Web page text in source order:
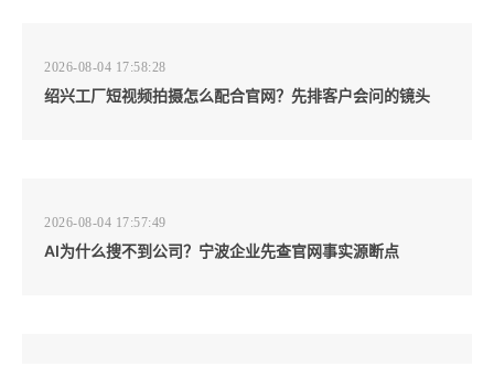
2026-08-04 17:58:28
绍兴工厂短视频拍摄怎么配合官网？先排客户会问的镜头
2026-08-04 17:57:49
AI为什么搜不到公司？宁波企业先查官网事实源断点